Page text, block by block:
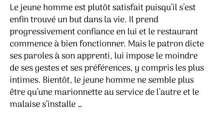
Le jeune homme est plutôt satisfait puisqu’il s’est
enfin trouvé un but dans la vie. Il prend
progressivement confiance en lui et le restaurant
commence à bien fonctionner. Mais le patron dicte
ses paroles à son apprenti, lui impose le moindre
de ses gestes et ses préférences, y compris les plus
intimes. Bientôt, le jeune homme ne semble plus
être qu’une marionnette au service de l’autre et le
malaise s’installe …